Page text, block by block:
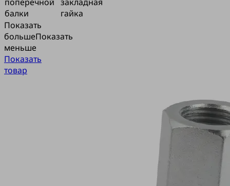
балки
гайка
Показать
большеПоказать
меньше
Показать
товар